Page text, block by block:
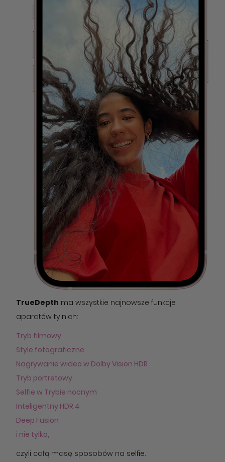
TrueDepth ma wszystkie najnowsze funkcje
aparatów tylnich:
Tryb filmowy
Style fotograficzne
Nagrywanie wideo w Dolby Vision HDR
Tryb portretowy
Selfie w Trybie nocnym
Inteligentny HDR 4
Deep Fusion
i nie tylko,
czyli całą masę sposobów na selfie.